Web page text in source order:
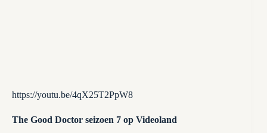
https://youtu.be/4qX25T2PpW8
The Good Doctor seizoen 7 op Videoland